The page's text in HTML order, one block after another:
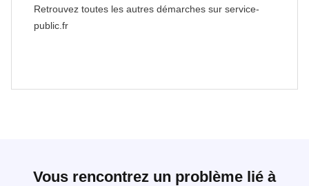
Retrouvez toutes les autres démarches sur service-
public.fr
Vous rencontrez un problème lié à